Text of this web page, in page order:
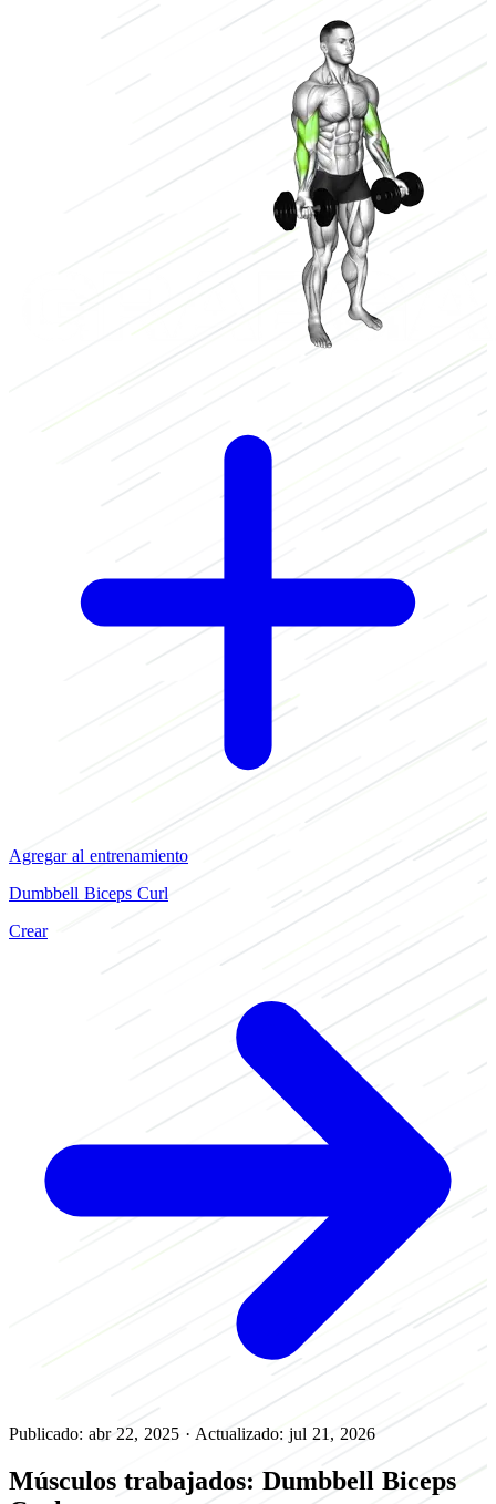
Agregar al entrenamiento
Dumbbell Biceps Curl
Crear
Publicado: abr 22, 2025 · Actualizado: jul 21, 2026
Músculos trabajados: Dumbbell Biceps